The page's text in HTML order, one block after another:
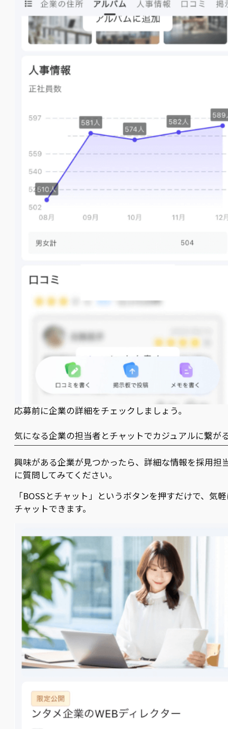
応募前に企業の詳細をチェックしましょう。
気になる企業の担当者とチャットでカジュアルに繋が
興味がある企業が見つかったら、詳細な情報を採用担
に質問してみてください。
「BOSSとチャット」というボタンを押すだけで、気
チャットできます。